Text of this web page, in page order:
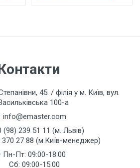
45. / філія у м. Київ, вул.
100-а
info@emaster.com
(98) 239 51 11 (м. Львів)
370 27 88 (м.Київ-менеджер)
Пн-Пт: 09:00-18:00
Сб: 09:00-15:00